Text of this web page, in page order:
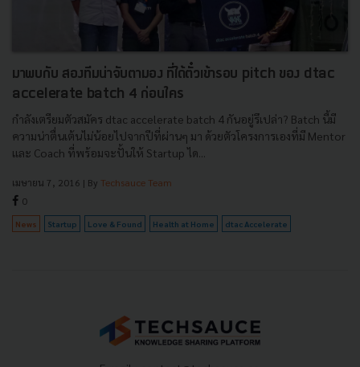
มาพบกับ สองทีมน่าจับตามอง ที่ได้ตั๋วเข้ารอบ pitch ของ dtac
accelerate batch 4 ก่อนใคร
กำลังเตรียมตัวสมัคร dtac accelerate batch 4 กันอยู่รึเปล่า? Batch นี้มี
ความน่าตื่นเต้นไม่น้อยไปจากปีที่ผ่านๆ มา ด้วยตัวโครงการเองที่มี Mentor
และ Coach ที่พร้อมจะปั้นให้ Startup ได...
เมษายน 7, 2016 | By Techsauce Team
0
News Startup Love & Found Health at Home dtac Accelerate